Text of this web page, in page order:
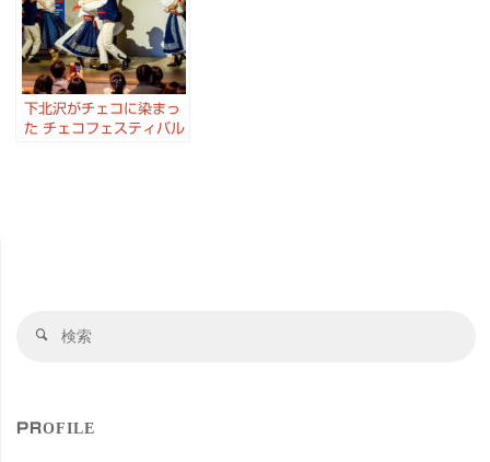
下北沢がチェコに染まっ
た チェコフェスティバル
検
PROFILE